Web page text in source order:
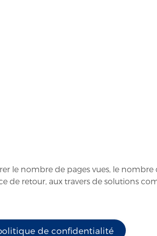
le nombre de pages vues, le nombre
de retour, aux travers de solutions
de confidentialité